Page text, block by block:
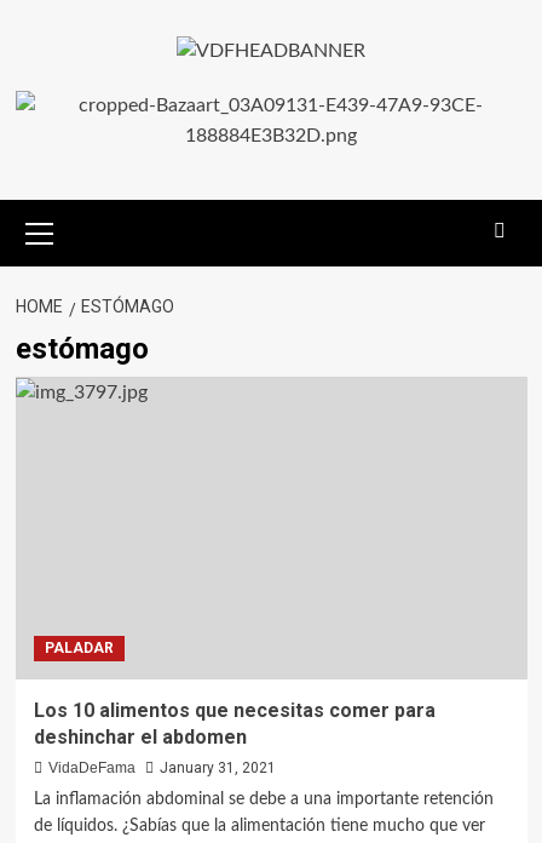
HOME ESTÓMAGO
estómago
PALADAR
Los 10 alimentos que necesitas comer para
deshinchar el abdomen
VidaDeFama
January 31, 2021
La inflamación abdominal se debe a una importante retención
de líquidos. ¿Sabías que la alimentación tiene mucho que ver